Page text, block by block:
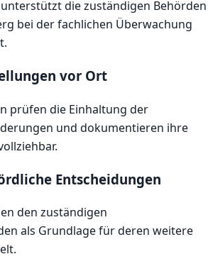
die zuständigen Behörden
bei der fachlichen Überwachung
vor Ort
prüfen die Einhaltung der
und dokumentieren ihre
Entscheidungen
den zuständigen
als Grundlage für deren weitere